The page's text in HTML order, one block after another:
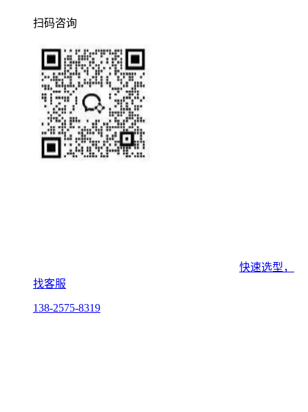
扫码咨询
快速选型，
找客服
138-2575-8319